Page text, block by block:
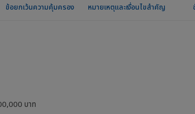
ข้อยกเว้นความคุ้มครอง หมายเหตุและเงื่อนไขสำคัญ
บาท